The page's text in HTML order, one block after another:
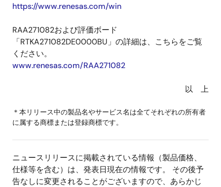
https://www.renesas.com/win
RAA271082および評価ボード
「RTKA271082DE0000BU」の詳細は、こちらをご覧
ください。
www.renesas.com/RAA271082
以 上
＊本リリース中の製品名やサービス名は全てそれぞれの所有者
に属する商標または登録商標です。
ニュースリリースに掲載されている情報（製品価格、
仕様等を含む）は、発表日現在の情報です。 その後予
告なしに変更されることがございますので、あらかじ